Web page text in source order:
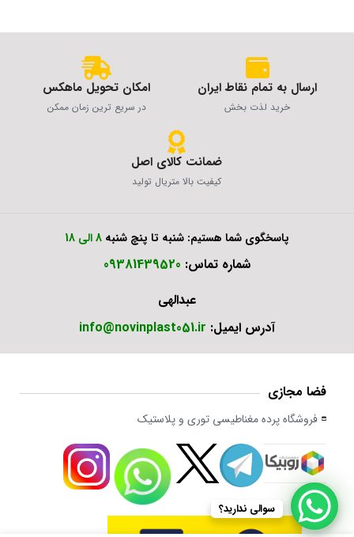
ارسال به تمام نقاط ایران
خرید لذت بخش
امکان تحویل ماهکس
در سریع ترین زمان ممکن
ضمانت کالای اصل
کیفیت بالا متریال تولید
پاسخگوی شما هستیم: شنبه تا پنچ شنبه 8 الی 18
شماره تماس: 09381439520
عبدالهی
آدرس ایمیل: info@novinplast051.ir
فضا مجازی
فروشگاه پرده مغناطیسی توری و پلاستیک
سوالی ندارید؟